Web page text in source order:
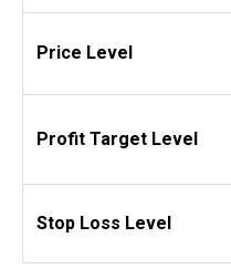
Price Level
Profit Target Level
Stop Loss Level